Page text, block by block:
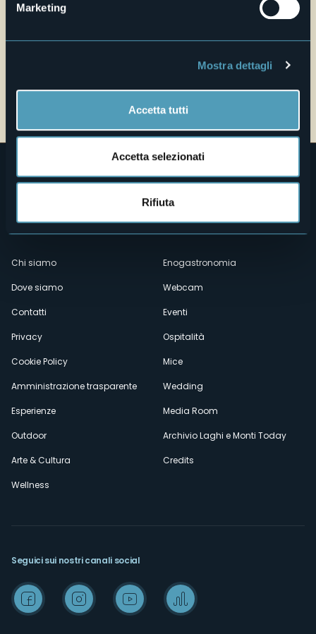
Marketing
Mostra dettagli
Accetta tutti
Accetta selezionati
Rifiuta
Menù
secondario
Chi siamo
Dove siamo
Contatti
Privacy
Cookie Policy
Amministrazione trasparente
Esperienze
Outdoor
Arte & Cultura
Wellness
Enogastronomia
Webcam
Eventi
Ospitalità
Mice
Wedding
Media Room
Archivio Laghi e Monti Today
Credits
Seguici sui nostri canali social